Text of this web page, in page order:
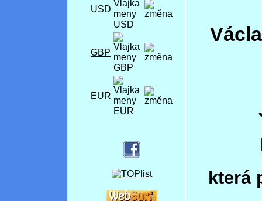
USD
GBP
EUR
která